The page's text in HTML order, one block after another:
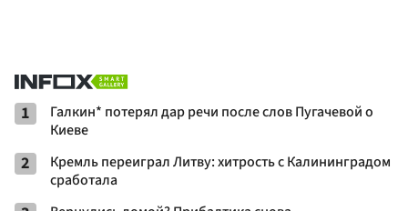
1
Галкин* потерял дар речи после слов Пугачевой о
Киеве
2
Кремль переиграл Литву: хитрость с Калининградом
сработала